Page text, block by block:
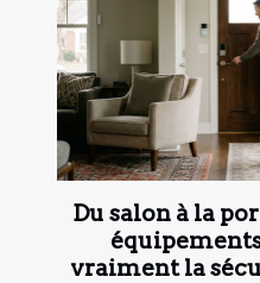
Du salon à la
vraiment la